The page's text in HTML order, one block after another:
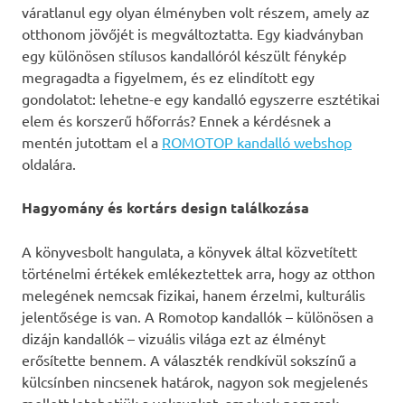
váratlanul egy olyan élményben volt részem, amely az
otthonom jövőjét is megváltoztatta. Egy kiadványban
egy különösen stílusos kandallóról készült fénykép
megragadta a figyelmem, és ez elindított egy
gondolatot: lehetne-e egy kandalló egyszerre esztétikai
elem és korszerű hőforrás? Ennek a kérdésnek a
mentén jutottam el a ROMOTOP kandalló webshop
oldalára.
Hagyomány és kortárs design találkozása
A könyvesbolt hangulata, a könyvek által közvetített
történelmi értékek emlékeztettek arra, hogy az otthon
melegének nemcsak fizikai, hanem érzelmi, kulturális
jelentősége is van. A Romotop kandallók – különösen a
dizájn kandallók – vizuális világa ezt az élményt
erősítette bennem. A választék rendkívül sokszínű a
külcsínben nincsenek határok, nagyon sok megjelenés